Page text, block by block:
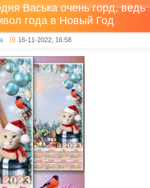
Васька очень горд, ведь
года в Новый Год
16-11-2022, 16:58